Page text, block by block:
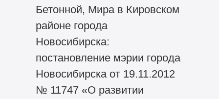
Бетонной, Мира в Кировском
районе города
Новосибирска:
постановление мэрии города
Новосибирска от 19.11.2012
№ 11747 «О развитии